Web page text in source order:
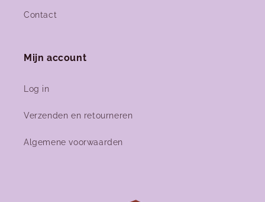
Contact
Mijn account
Log in
Verzenden en retourneren
Algemene voorwaarden